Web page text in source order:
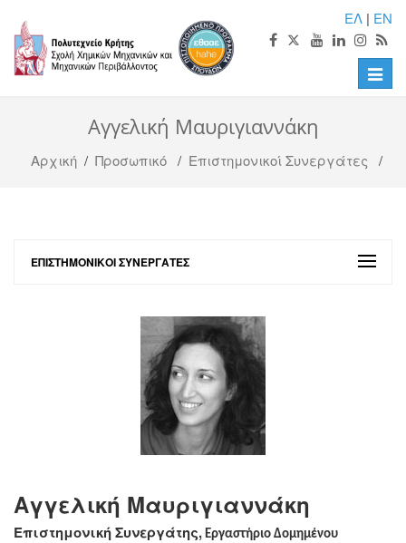
ΕΛ | EN
Toggle
Αγγελική Μαυριγιαννάκη
Αρχική/ Προσωπικό/ Επιστημονικοί Συνεργάτες /
ΕΠΙΣΤΗΜΟΝΙΚΟΊ ΣΥΝΕΡΓΆΤΕΣ
Αγγελική Μαυριγιαννάκη
Επιστημονική Συνεργάτης, Εργαστήριο Δομημένου